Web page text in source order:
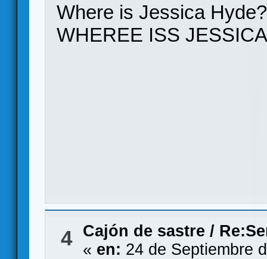
Where is Jessica Hyde?
WHEREE ISS
4 Cajón de sastre /
« en: 24 de Septiembre